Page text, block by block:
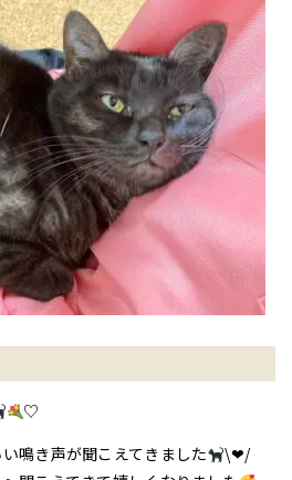
♡
鳴き声が聞こえてきました
\❤︎/